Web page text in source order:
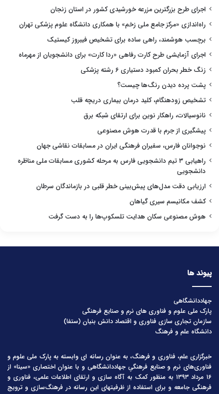
اجرای طرح بزرگترین مزرعه خورشیدی کشور در استان زنجان
راه‌اندازی «مرکز جامع ملی زخم» با همکاری دانشگاه علوم پزشکی تهران
برچسب هوشمند، راهی ساده برای تشخیص فیبروز کیستیک
اجرای آزمایشی طرح کارت رفاهی «ردا کارت» برای دانشجویان از مهرماه
زنگ خطر بحران کمبود دستیاری ۶ رشته پزشکی
پشت پرده دیدن رنگ‌ها چیست؟
تشخیص زودهنگام، کلید درمان بیماری دریچه قلب
نانوسیالات، راهکار نوین برای ارتقای شبکه برق
پیشگیری از جرم با قدرت هوش مصنوعی
نوجوانان فارس، سفیران فرهنگی ایران در مسابقات نقاشی جهان
راهیابی ۳ تیم دانشجویی فارس به مرحله کشوری مسابقات ملی مناظره
دانشجویی
ارزیابی دقت مدل‌های پیش‌بینی خطر قلبی در بازماندگان سرطان
کشف مکانیسم سیری گیاهان
هوش مصنوعی سکان هدایت تلسکوپ‌ها را به دست گرفت
پیوند ها
جهاددانشگاهی
پارک ملی علوم و فناوری های نرم و صنایع فرهنگی
سازمان تجاری سازی فناوری و اقتصاد دانش بنیان (ستفا)
دانشگاه علم و فرهنگ
خبرگزاری علم، فناوری و فرهنگ، به عنوان رسانه ای وابسته به پارک ملی علوم و
فناوری‌های نرم و صنایع فرهنگیِ جهاددانشگاهی و با عنوان اختصاری «سینا» از
۱۶ مرداد ۱۳۹۳ به منظور کمک به آگاه سازی و ارتقای اطلاعات علمی، فناوری و
فرهنگی جامعه و برای استفاده از ظرفیتهای این رسانه در فرهنگ‌سازی و ترویج